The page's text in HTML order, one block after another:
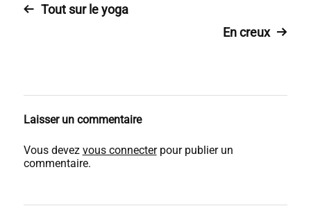
Tout sur le yoga
En creux
Laisser un commentaire
Vous devez vous connecterpour publier un
commentaire.